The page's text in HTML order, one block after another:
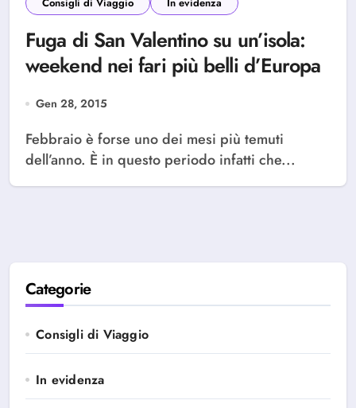
Fuga di San Valentino su un’isola:
weekend nei fari più belli d’Europa
Gen 28, 2015
Febbraio è forse uno dei mesi più temuti
dell’anno. È in questo periodo infatti che...
Categorie
Consigli di Viaggio
In evidenza